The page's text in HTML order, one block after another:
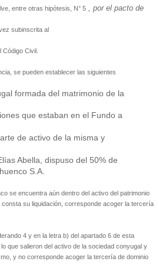
entre otras hipótesis, N° 5 , por el pacto de
subinscrita al
Civil.
se pueden establecer las siguientes
formada del matrimonio de la
que estaban en el Fundo a
de activo de la misma y
Abella, dispuso del 50% de
S.A.
se encuentra aún dentro del activo del patrimonio
su liquidación, corresponde acoger la tercería
4 y en la letra b) del apartado 6 de esta
que salieron del activo de la sociedad conyugal y
y no corresponde acoger la tercería de dominio